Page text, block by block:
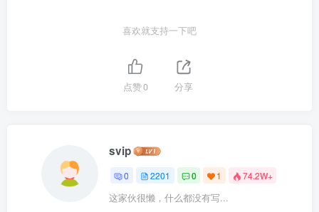
喜欢就支持一下吧
点赞0 分享
svip
0 2201 0 1 74.2W+
这家伙很懒，什么都没有写...